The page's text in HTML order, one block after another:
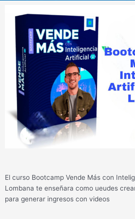
El curso Bootcamp Vende Más con
Lombana te enseñara como ueudes
para generar ingresos con videos